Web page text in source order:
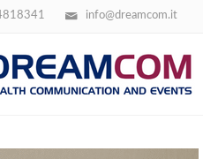
info@dreamcom.it
SEGUONO UN